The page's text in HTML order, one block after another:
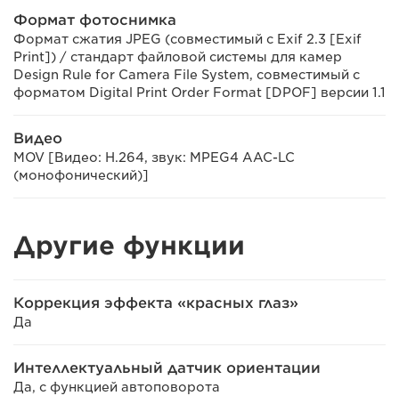
Формат фотоснимка
Формат сжатия JPEG (совместимый с Exif 2.3 [Exif
Print]) / стандарт файловой системы для камер
Design Rule for Camera File System, совместимый с
форматом Digital Print Order Format [DPOF] версии 1.1
Видео
MOV [Видео: H.264, звук: MPEG4 AAC-LC
(монофонический)]
Другие функции
Коррекция эффекта «красных глаз»
Да
Интеллектуальный датчик ориентации
Да, с функцией автоповорота